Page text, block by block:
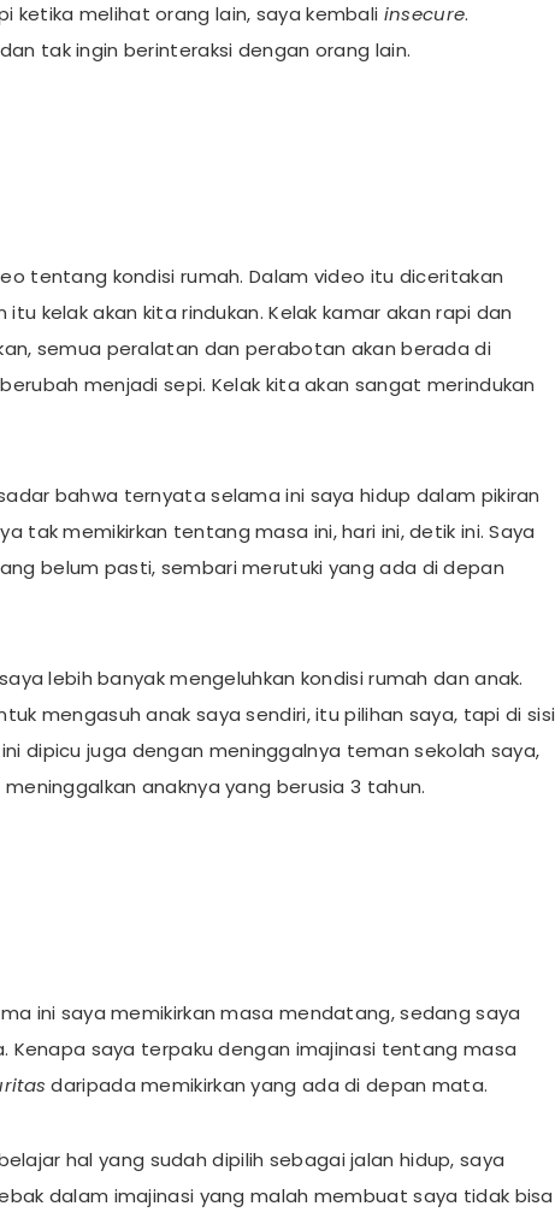
ketika melihat orang lain, saya kembali insecure.
tak ingin berinteraksi dengan orang lain.
tentang kondisi rumah. Dalam video itu diceritakan
kelak akan kita rindukan. Kelak kamar akan rapi dan
semua peralatan dan perabotan akan berada di
menjadi sepi. Kelak kita akan sangat merindukan
bahwa ternyata selama ini saya hidup dalam pikiran
tak memikirkan tentang masa ini, hari ini, detik ini. Saya
belum pasti, sembari merutuki yang ada di depan
lebih banyak mengeluhkan kondisi rumah dan anak.
mengasuh anak saya sendiri, itu pilihan saya, tapi di sisi
dipicu juga dengan meninggalnya teman sekolah saya,
anaknya yang berusia 3 tahun.
ini saya memikirkan masa mendatang, sedang saya
Kenapa saya terpaku dengan imajinasi tentang masa
daripada memikirkan yang ada di depan mata.
hal yang sudah dipilih sebagai jalan hidup, saya
dalam imajinasi yang malah membuat saya tidak bisa